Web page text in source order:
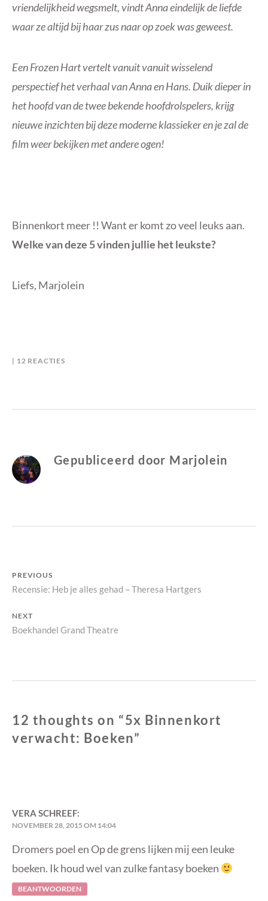
vriendelijkheid wegsmelt, vindt Anna eindelijk de liefde
waar ze altijd bij haar zus naar op zoek was geweest.
Een Frozen Hart vertelt vanuit vanuit wisselend
perspectief het verhaal van Anna en Hans. Duik dieper in
het hoofd van de twee bekende hoofdrolspelers, krijg
nieuwe inzichten bij deze moderne klassieker en je zal de
film weer bekijken met andere ogen!
Binnenkort meer !! Want er komt zo veel leuks aan.
Welke van deze 5 vinden jullie het leukste?
Liefs, Marjolein
B
E
I
I 12 REACTIESOP
Gepubliceerd door Marjolein
Bericht
navigatie
PREVIOUS
Previous
Recensie: Heb je alles gehad – Theresa Hartgers
NEXT
Next
Boekhandel Grand Theatre
12 thoughts on “5x Binnenkort
verwacht: Boeken”
VERA SCHREEF:
NOVEMBER 28, 2015 OM 14:04
Dromers poel en Op de grens lijken mij een leuke
boeken. Ik houd wel van zulke fantasy boeken
BEANTWOORDEN